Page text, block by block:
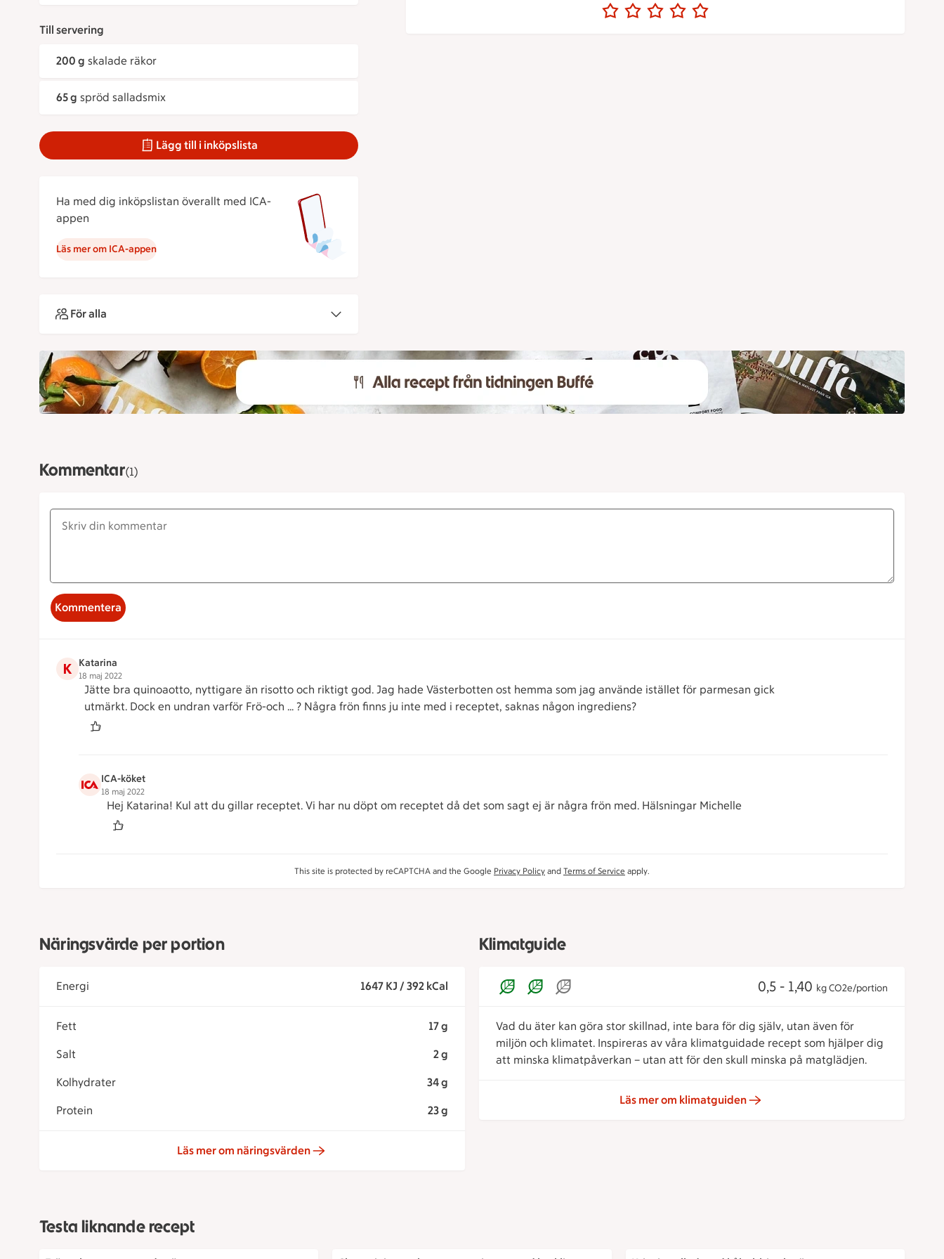
Till servering
200 g skalade räkor
65 g spröd salladsmix
Lägg till i inköpslista
Ha med dig inköpslistan överallt med ICA-
appen
Läs mer om ICA-appen
För alla
Kommentar(1)
Kommentera
K Katarina
18 maj 2022
Jätte bra quinoaotto, nyttigare än risotto och riktigt god. Jag hade Västerbotten ost hemma som jag använde istället för parmesan gick
utmärkt. Dock en undran varför Frö-och … ? Några frön finns ju inte med i receptet, saknas någon ingrediens?
ICA-köket
18 maj 2022
Hej Katarina! Kul att du gillar receptet. Vi har nu döpt om receptet då det som sagt ej är några frön med. Hälsningar Michelle
This site is protected by reCAPTCHA and the Google Privacy Policy and Terms of Service apply.
Näringsvärde per portion
Energi 1647 KJ / 392 kCal
Fett 17 g
Salt 2 g
Kolhydrater 34 g
Protein 23 g
Läs mer om näringsvärden
Klimatguide
0,5 - 1,40 kg CO2e/portion
Vad du äter kan göra stor skillnad, inte bara för dig själv, utan även för
miljön och klimatet. Inspireras av våra klimatguidade recept som hjälper dig
att minska klimatpåverkan – utan att för den skull minska på matglädjen.
Läs mer om klimatguiden
Testa liknande recept